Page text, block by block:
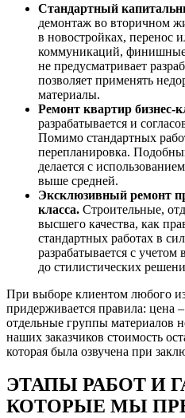
Стандартный
демонтаж во вторичном
в новостройках, перенос
коммуникаций,
не предусматривает
позволяет применять
материалы.
Ремонт квартир бизнес-
разрабатывается и
Помимо стандартных
перепланировка.
делается с
выше средней.
Эксклюзивный ремонт
класса. Строительные,
высшего качества, как
стандартных работах в
разрабатывается с
до стилистических
При выборе клиентом любого
придерживается правила: цена –
отдельные группы материалов
наших заказчиков стоимость
которая была озвучена при
ЭТАПЫ РАБОТ И
КОТОРЫЕ МЫ